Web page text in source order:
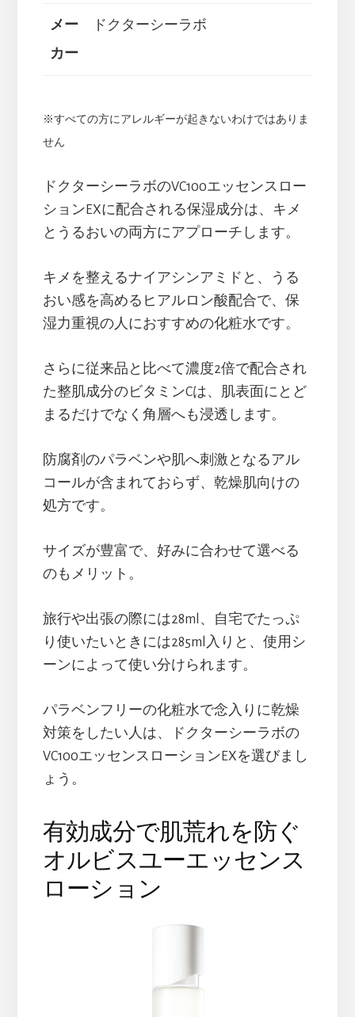
メー
カー
ドクターシーラボ
※すべての方にアレルギーが起きないわけではありま
せん
ドクターシーラボのVC100エッセンスロー
ションEXに配合される保湿成分は、キメ
とうるおいの両方にアプローチします。
キメを整えるナイアシンアミドと、うる
おい感を高めるヒアルロン酸配合で、保
湿力重視の人におすすめの化粧水です。
さらに従来品と比べて濃度2倍で配合され
た整肌成分のビタミンCは、肌表面にとど
まるだけでなく角層へも浸透します。
防腐剤のパラベンや肌へ刺激となるアル
コールが含まれておらず、乾燥肌向けの
処方です。
サイズが豊富で、好みに合わせて選べる
のもメリット。
旅行や出張の際には28ml、自宅でたっぷ
り使いたいときには285ml入りと、使用シ
ーンによって使い分けられます。
パラベンフリーの化粧水で念入りに乾燥
対策をしたい人は、ドクターシーラボの
VC100エッセンスローションEXを選びまし
ょう。
有効成分で肌荒れを防ぐ
オルビスユーエッセンス
ローション